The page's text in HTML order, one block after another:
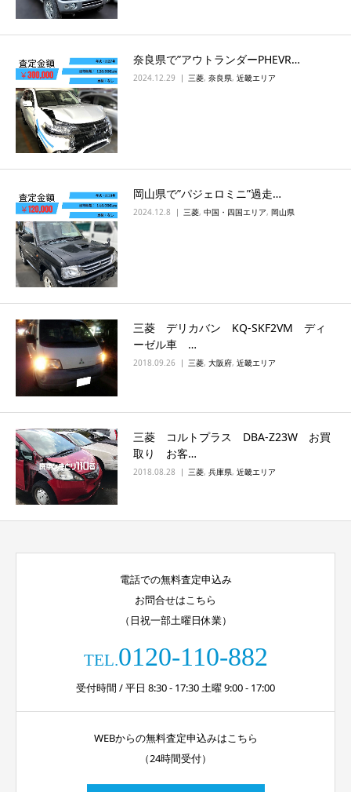
奈良県で”アウトランダーPHEVR…
2024.12.29 三菱, 奈良県, 近畿エリア
岡山県で”パジェロミニ”過走…
2024.12.8 三菱, 中国・四国エリア, 岡山県
三菱 デリカバン KQ-SKF2VM ディ
ーゼル車 …
2018.09.26 三菱, 大阪府, 近畿エリア
三菱 コルトプラス DBA-Z23W お買
取り お客…
2018.08.28 三菱, 兵庫県, 近畿エリア
電話での無料査定申込み
お問合せはこちら
（日祝一部土曜日休業）
TEL.0120-110-882
受付時間 / 平日 8:30 - 17:30 土曜 9:00 - 17:00
WEBからの無料査定申込みはこちら
（24時間受付）